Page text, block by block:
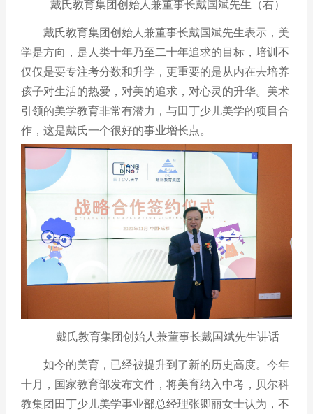
戴氏教育集团创始人兼董事长戴国斌先生（右）
戴氏教育集团创始人兼董事长戴国斌先生表示，美
学是方向，是人类十年乃至二十年追求的目标，培训不
仅仅是要专注考分数和升学，更重要的是从内在去培养
孩子对生活的热爱，对美的追求，对心灵的升华。美术
引领的美学教育非常有潜力，与田丁少儿美学的项目合
作，这是戴氏一个很好的事业增长点。
戴氏教育集团创始人兼董事长戴国斌先生讲话
如今的美育，已经被提升到了新的历史高度。今年
十月，国家教育部发布文件，将美育纳入中考，贝尔科
教集团田丁少儿美学事业部总经理张卿丽女士认为，不